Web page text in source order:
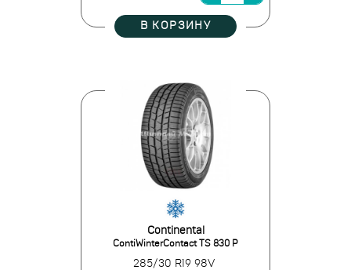
В КОРЗИНУ
Continental
ContiWinterContact TS 830 P
285/30 R19 98V